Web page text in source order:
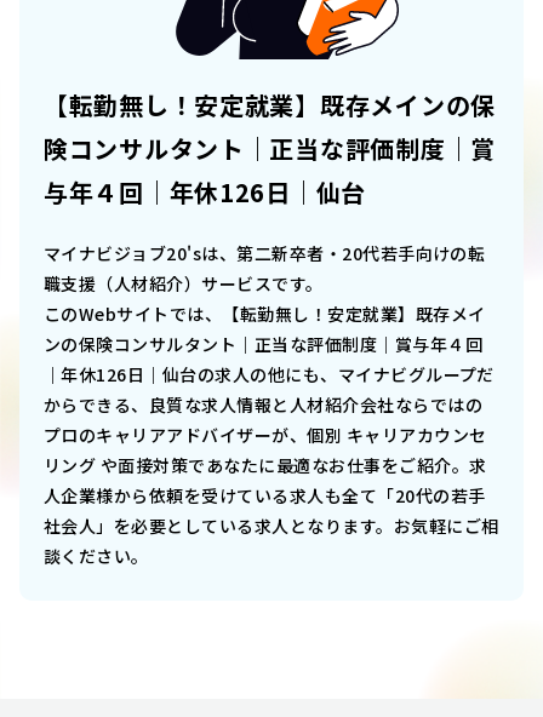
【転勤無し！安定就業】既存メインの保
険コンサルタント｜正当な評価制度｜賞
与年４回｜年休126日｜仙台
マイナビジョブ20'sは、第二新卒者・20代若手向けの転
職支援（人材紹介）サービスです。
このWebサイトでは、
【転勤無し！安定就業】既存メイ
ンの保険コンサルタント｜正当な評価制度｜賞与年４回
｜年休126日｜仙台の求人の他にも、マイナビグループだ
からできる、良質な求人情報と人材紹介会社ならではの
プロのキャリアアドバイザーが、個別 キャリアカウンセ
リング や面接対策であなたに最適なお仕事をご紹介。求
人企業様から依頼を受けている求人も全て「20代の若手
社会人」を必要としている求人となります。お気軽にご相
談ください。